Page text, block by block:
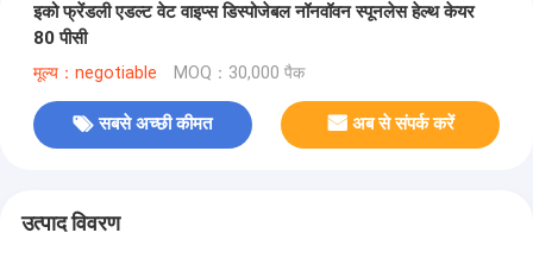
इको फ्रेंडली एडल्ट वेट वाइप्स डिस्पोजेबल नॉनवॉवन स्पूनलेस हेल्थ केयर
80 पीसी
मूल्य：negotiable MOQ：30,000 पैक
सबसे अच्छी कीमत अब से संपर्क करें
उत्पाद विवरण